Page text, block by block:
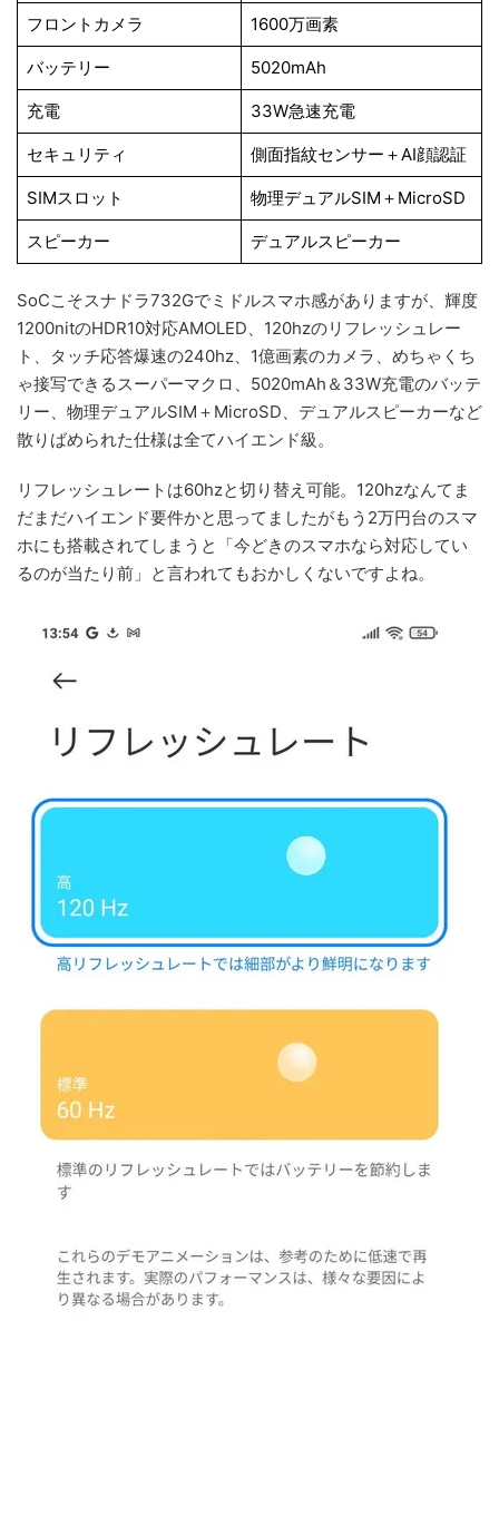
フロントカメラ 1600万画素
バッテリー 5020mAh
充電 33W急速充電
セキュリティ 側面指紋センサー＋AI顔認証
SIMスロット 物理デュアルSIM＋MicroSD
スピーカー デュアルスピーカー
SoCこそスナドラ732Gでミドルスマホ感がありますが、輝度
1200nitのHDR10対応AMOLED、120hzのリフレッシュレー
ト、タッチ応答爆速の240hz、1億画素のカメラ、めちゃくち
ゃ接写できるスーパーマクロ、5020mAh＆33W充電のバッテ
リー、物理デュアルSIM＋MicroSD、デュアルスピーカーなど
散りばめられた仕様は全てハイエンド級。
リフレッシュレートは60hzと切り替え可能。120hzなんてま
だまだハイエンド要件かと思ってましたがもう2万円台のスマ
ホにも搭載されてしまうと「今どきのスマホなら対応してい
るのが当たり前」と言われてもおかしくないですよね。